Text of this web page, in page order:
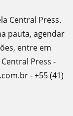
Central Press.
pauta, agendar
entre em
Press -
- +55 (41)